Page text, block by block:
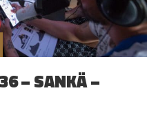
– SANKÄ –